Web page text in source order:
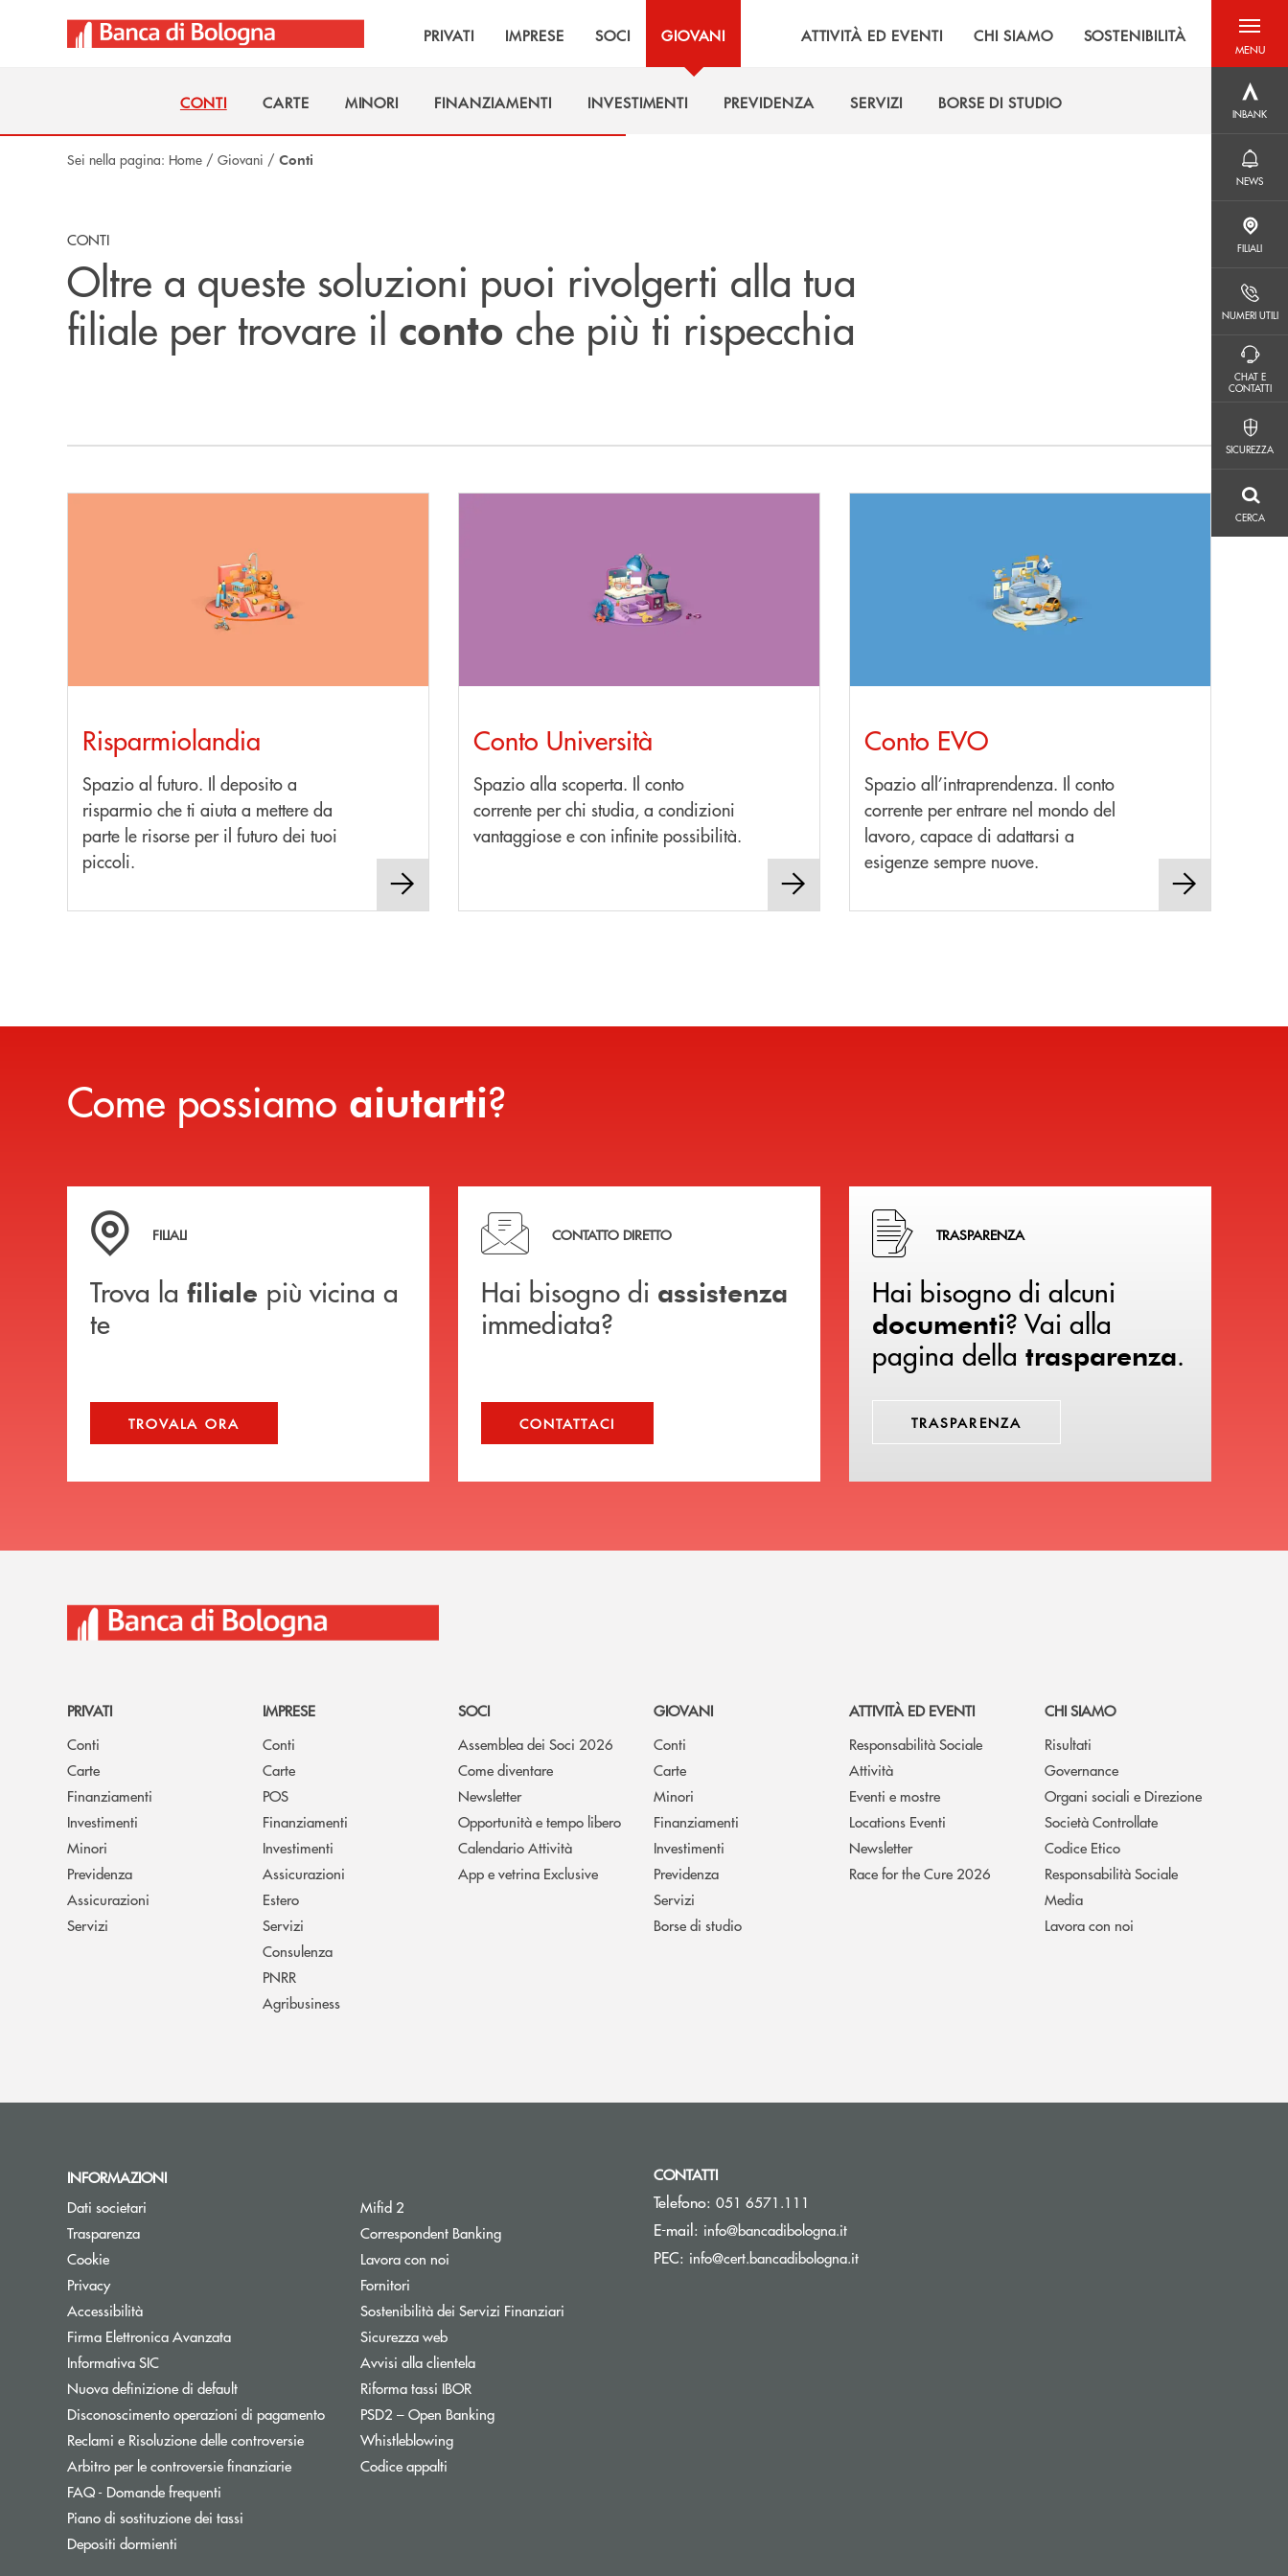
PRIVATI IMPRESE SOCI GIOVANI ATTIVITÀ ED EVENTI CHI SIAMO SOSTENIBILITÀ
MENU
menu
INBANK
NEWS
FILIALI
NUMERI UTILI
CHAT E
CONTATTI
SICUREZZA
CERCA
CONTI
CARTE
MINORI
FINANZIAMENTI
INVESTIMENTI
PREVIDENZA
SERVIZI
BORSE DI STUDIO
Sei nella pagina: Home / Giovani / Conti
CONTI
Oltre a queste soluzioni puoi rivolgerti alla tua
filiale per trovare il conto che più ti rispecchia
Risparmiolandia
Spazio al futuro. Il deposito a
risparmio che ti aiuta a mettere da
parte le risorse per il futuro dei tuoi
piccoli.
Conto Università
Spazio alla scoperta. Il conto
corrente per chi studia, a condizioni
vantaggiose e con infinite possibilità.
Conto EVO
Spazio all’intraprendenza. Il conto
corrente per entrare nel mondo del
lavoro, capace di adattarsi a
esigenze sempre nuove.
Come possiamo aiutarti?
Trova la filiale più vicina a te
FILIALI
Trova la filiale più vicina a
te
TROVALA ORA
Hai bisogno di assistenza immediata?
CONTATTO DIRETTO
Hai bisogno di assistenza
immediata?
CONTATTACI
Hai bisogno di alcuni documenti ? Vai alla pagina della
TRASPARENZA
Hai bisogno di alcuni
documenti? Vai alla
pagina della trasparenza.
TRASPARENZA
PRIVATI
Conti
Carte
Finanziamenti
Investimenti
Minori
Previdenza
Assicurazioni
Servizi
IMPRESE
Conti
Carte
POS
Finanziamenti
Investimenti
Assicurazioni
Estero
Servizi
Consulenza
PNRR
Agribusiness
SOCI
Assemblea dei Soci 2026
Come diventare
Newsletter
Opportunità e tempo libero
Calendario Attività
App e vetrina Exclusive
GIOVANI
Conti
Carte
Minori
Finanziamenti
Investimenti
Previdenza
Servizi
Borse di studio
ATTIVITÀ ED EVENTI
Responsabilità Sociale
Attività
Eventi e mostre
Locations Eventi
Newsletter
Race for the Cure 2026
CHI SIAMO
Risultati
Governance
Organi sociali e Direzione
Società Controllate
Codice Etico
Responsabilità Sociale
Media
Lavora con noi
INFORMAZIONI
Dati societari
Trasparenza
Cookie
Privacy
Accessibilità
Firma Elettronica Avanzata
Informativa SIC
Nuova definizione di default
Disconoscimento operazioni di pagamento
Reclami e Risoluzione delle controversie
Arbitro per le controversie finanziarieApre una nuova finestra
FAQ - Domande frequenti
Piano di sostituzione dei tassi
Depositi dormienti
Mifid 2
Correspondent Banking
Lavora con noi
Fornitori
Sostenibilità dei Servizi Finanziari
Sicurezza web
Avvisi alla clientela
Riforma tassi IBOR
PSD2 – Open BankingApre una nuova finestra
Whistleblowing
Codice appalti
CONTATTI
Telefono: 051 6571.111
E-mail: info@bancadibologna.it(si apre l’app di posta elettronica)
PEC: info@cert.bancadibologna.it(si apre l’app di posta elettronica)